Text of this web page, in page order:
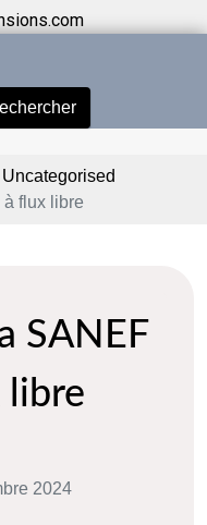
Uncategorised
flux libre
SANEF
libre
2024